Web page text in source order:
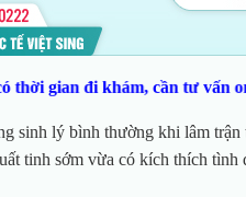
thời gian đi khám, cần tư vấn
sinh lý bình thường khi lâm trận
tinh sớm vừa có kích thích tình